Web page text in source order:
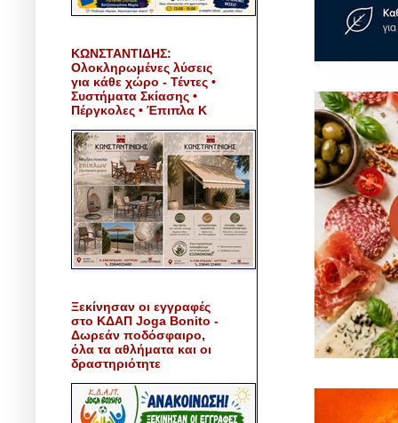
ΚΩΝΣΤΑΝΤΙΔΗΣ:
Ολοκληρωμένες λύσεις
για κάθε χώρο - Τέντες •
Συστήματα Σκίασης •
Πέργκολες • Έπιπλα Κ
Ξεκίνησαν οι εγγραφές
στο ΚΔΑΠ Joga Bonito -
Δωρεάν ποδόσφαιρο,
όλα τα αθλήματα και οι
δραστηριότητε